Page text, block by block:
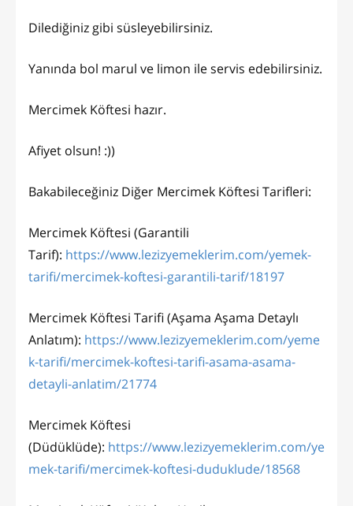
Dilediğiniz gibi süsleyebilirsiniz.
Yanında bol marul ve limon ile servis edebilirsiniz.
Mercimek Köftesi hazır.
Afiyet olsun! :))
Bakabileceğiniz Diğer Mercimek Köftesi Tarifleri:
Mercimek Köftesi (Garantili
Tarif): https://www.lezizyemeklerim.com/yemek-
tarifi/mercimek-koftesi-garantili-tarif/18197
Mercimek Köftesi Tarifi (Aşama Aşama Detaylı
Anlatım): https://www.lezizyemeklerim.com/yeme
k-tarifi/mercimek-koftesi-tarifi-asama-asama-
detayli-anlatim/21774
Mercimek Köftesi
(Düdüklüde): https://www.lezizyemeklerim.com/ye
mek-tarifi/mercimek-koftesi-duduklude/18568